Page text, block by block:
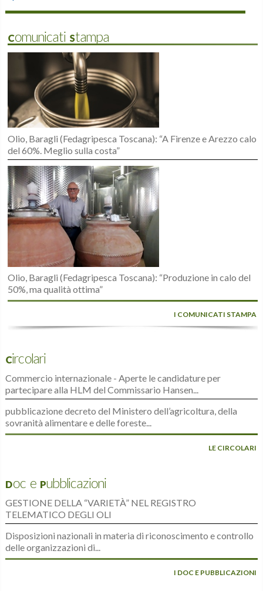
Comunicati Stampa
Olio, Baragli (Fedagripesca Toscana): “A Firenze e Arezzo calo
del 60%. Meglio sulla costa”
Olio, Baragli (Fedagripesca Toscana): “Produzione in calo del
50%, ma qualità ottima”
I COMUNICATI STAMPA
Circolari
Commercio internazionale - Aperte le candidature per
partecipare alla HLM del Commissario Hansen...
pubblicazione decreto del Ministero dell’agricoltura, della
sovranità alimentare e delle foreste...
LE CIRCOLARI
Doc e Pubblicazioni
GESTIONE DELLA “VARIETÀ” NEL REGISTRO
TELEMATICO DEGLI OLI
Disposizioni nazionali in materia di riconoscimento e controllo
delle organizzazioni di...
I DOC E PUBBLICAZIONI